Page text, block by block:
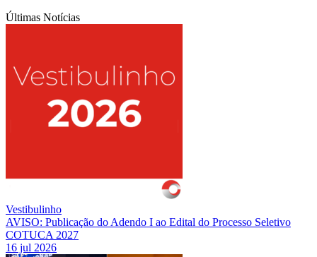
Últimas Notícias
Vestibulinho
AVISO: Publicação do Adendo I ao Edital do Processo Seletivo
COTUCA 2027
16 jul 2026